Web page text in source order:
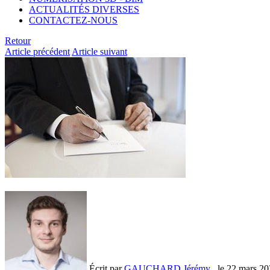
ACTUALITÉS DIVERSES
CONTACTEZ-NOUS
Retour
Article précédent Article suivant